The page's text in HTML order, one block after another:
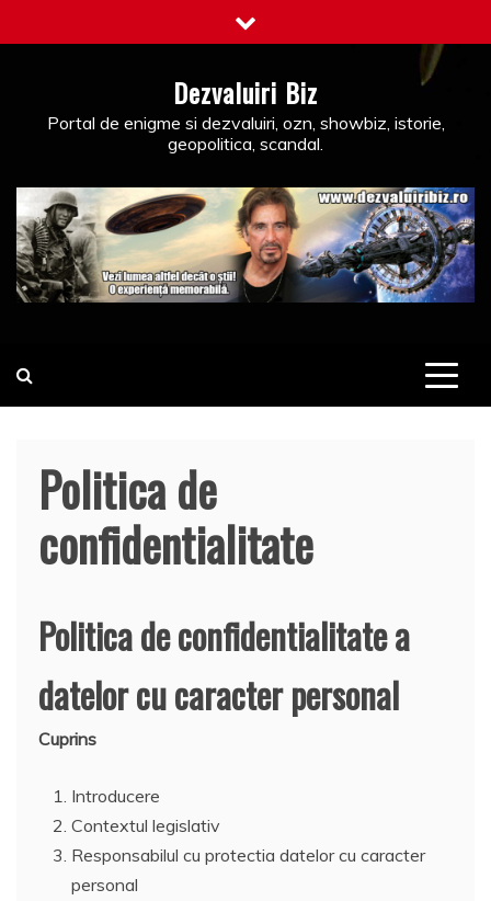
to
Dezvaluiri Biz
Portal de enigme si dezvaluiri, ozn, showbiz, istorie,
geopolitica, scandal.
Politica de
confidentialitate
Politica de confidentialitate a
datelor cu caracter personal
Cuprins
Introducere
Contextul legislativ
Responsabilul cu protectia datelor cu caracter
personal